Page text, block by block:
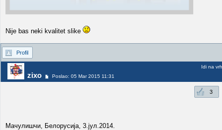
Nije bas neki kvalitet slike
Profil
zixo Poslao: 05 Mar 2015 11:31
Idi na vrh
3
Мачулишчи, Белорусија, 3.јул.2014.